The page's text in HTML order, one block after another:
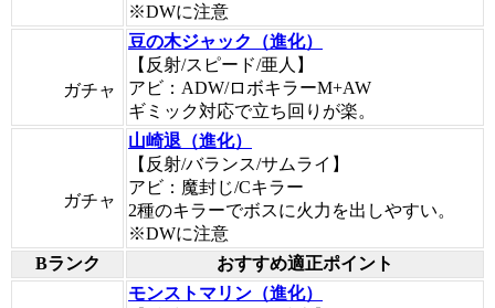
※DWに注意
ガチャ
豆の木ジャック（進化）
【反射/スピード/亜人】
アビ：ADW/ロボキラーM+AW
ギミック対応で立ち回りが楽。
ガチャ
山崎退（進化）
【反射/バランス/サムライ】
アビ：魔封じ/Cキラー
2種のキラーでボスに火力を出しやすい。
※DWに注意
Bランク
おすすめ適正ポイント
モンストマリン（進化）